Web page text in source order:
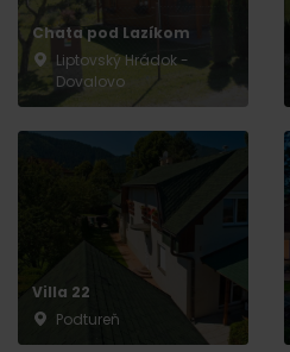
Chata pod Lazíkom
Liptovský Hrádok -
Dovalovo
Villa 22
Podtureň